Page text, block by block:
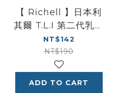
【 Richell 】日本利
其爾 T.L.I 第二代乳牙
刷系列 | 矽膠練習乳牙
刷 STEP1
NT$142
NT$190
ADD TO CART